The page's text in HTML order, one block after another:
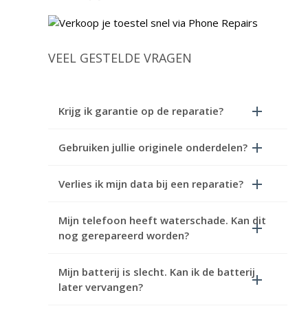
VEEL GESTELDE VRAGEN
Krijg ik garantie op de reparatie?
Gebruiken jullie originele onderdelen?
Verlies ik mijn data bij een reparatie?
Mijn telefoon heeft waterschade. Kan dit
nog gerepareerd worden?
Mijn batterij is slecht. Kan ik de batterij
later vervangen?